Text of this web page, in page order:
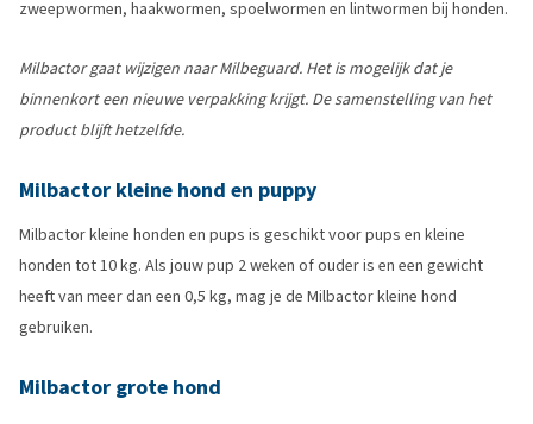
zweepwormen, haakwormen, spoelwormen en lintwormen bij honden.
Milbactor gaat wijzigen naar Milbeguard. Het is mogelijk dat je
binnenkort een nieuwe verpakking krijgt. De samenstelling van het
product blijft hetzelfde.
Milbactor kleine hond en puppy
Milbactor kleine honden en pups is geschikt voor pups en kleine
honden tot 10 kg. Als jouw pup 2 weken of ouder is en een gewicht
heeft van meer dan een 0,5 kg, mag je de Milbactor kleine hond
gebruiken.
Milbactor grote hond